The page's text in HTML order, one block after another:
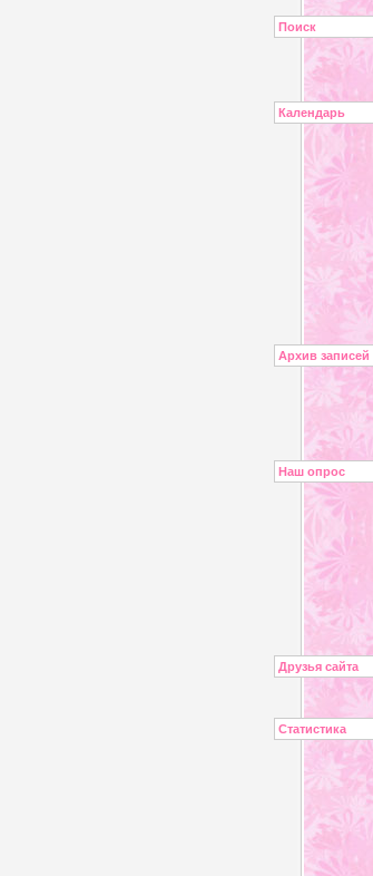
Поиск
Календарь
Архив записей
Наш опрос
Друзья сайта
Статистика